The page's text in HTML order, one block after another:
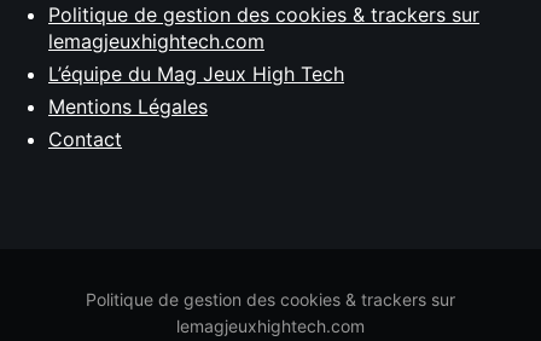
Politique de gestion des cookies & trackers sur
lemagjeuxhightech.com
L’équipe du Mag Jeux High Tech
Mentions Légales
Contact
Politique de gestion des cookies & trackers sur
lemagjeuxhightech.com